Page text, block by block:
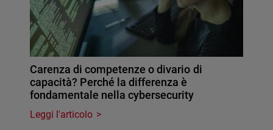
Carenza di competenze o divario di
capacità? Perché la differenza è
fondamentale nella cybersecurity
Leggi l'articolo